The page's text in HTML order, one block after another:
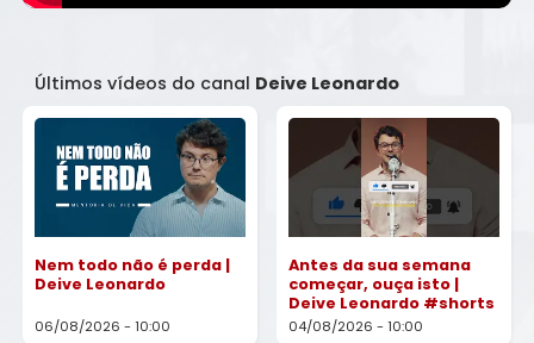
Últimos vídeos do canal Deive Leonardo
Nem todo não é perda |
Deive Leonardo
06/08/2026 - 10:00
Antes da sua semana
começar, ouça isto |
Deive Leonardo #shorts
04/08/2026 - 10:00